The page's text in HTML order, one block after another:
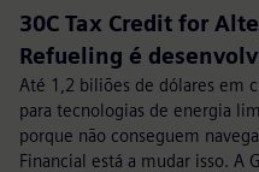
30C Tax Credit for
Refueling é
Até 1,2 biliões de dólares em
para tecnologias de energia
porque não conseguem
Financial está a mudar isso. A